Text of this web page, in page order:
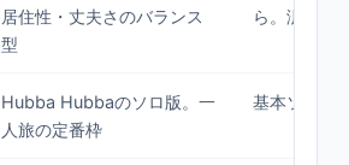
居住性・丈夫さのバランス
型
ら。汎用性
Hubba Hubbaのソロ版。一
人旅の定番枠
基本ソロで